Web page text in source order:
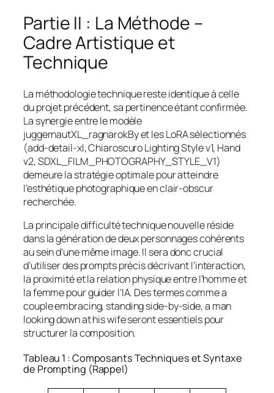
Partie II : La Méthode –
Cadre Artistique et
Technique
La méthodologie technique reste identique à celle
du projet précédent, sa pertinence étant confirmée.
La synergie entre le modèle
juggernautXL_ragnarokBy et les LoRA sélectionnés
(add-detail-xl, Chiaroscuro Lighting Style v1, Hand
v2, SDXL_FILM_PHOTOGRAPHY_STYLE_V1)
demeure la stratégie optimale pour atteindre
l’esthétique photographique en clair-obscur
recherchée.
La principale difficulté technique nouvelle réside
dans la génération de deux personnages cohérents
au sein d’une même image. Il sera donc crucial
d’utiliser des prompts précis décrivant l’interaction,
la proximité et la relation physique entre l’homme et
la femme pour guider l’IA. Des termes comme a
couple embracing, standing side-by-side, a man
looking down at his wife seront essentiels pour
structurer la composition.
Tableau 1 : Composants Techniques et Syntaxe
de Prompting (Rappel)